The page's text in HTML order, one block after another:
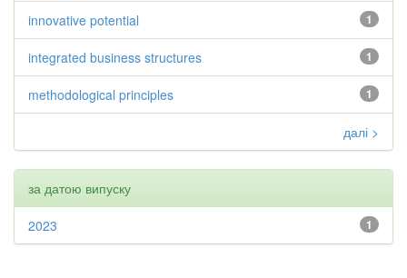
1
innovative potential
1
integrated business structures
1
methodological principles
далі >
за датою випуску
1
2023